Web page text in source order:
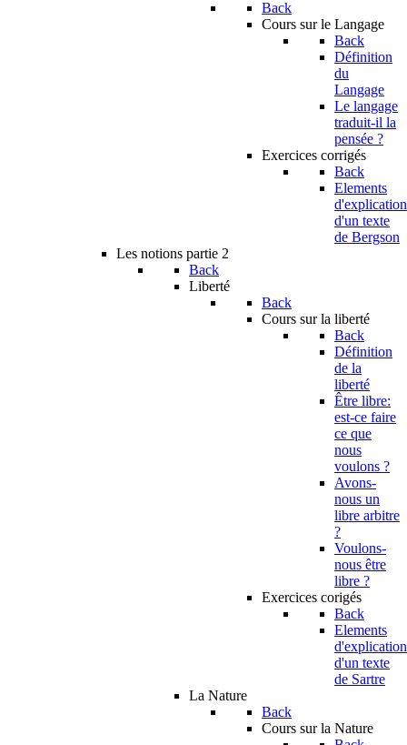
Back
Cours sur le Langage
Back
Définition
du
Langage
Le langage
traduit-il la
pensée ?
Exercices corrigés
Back
Elements
d'explication
d'un texte
de Bergson
Les notions partie 2
Back
Liberté
Back
Cours sur la liberté
Back
Définition
de la
liberté
Être libre:
est-ce faire
ce que
nous
voulons ?
Avons-
nous un
libre arbitre
?
Voulons-
nous être
libre ?
Exercices corigés
Back
Elements
d'explication
d'un texte
de Sartre
La Nature
Back
Cours sur la Nature